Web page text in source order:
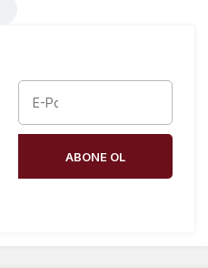
ABONE OL